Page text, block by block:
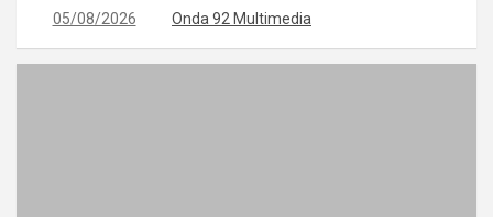
05/08/2026 Onda 92 Multimedia